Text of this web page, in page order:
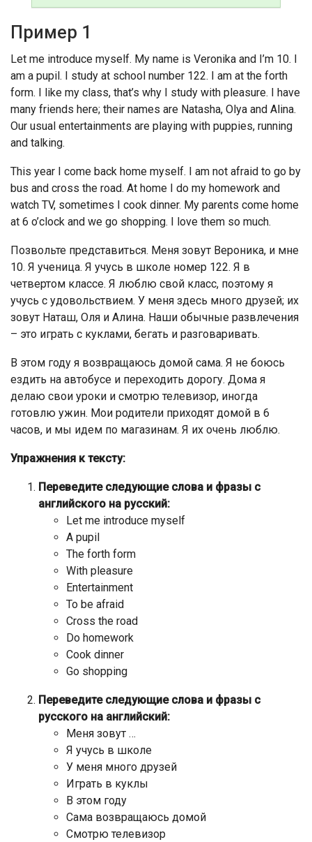
Пример 1
Let me introduce myself. My name is Veronika and I’m 10. I
am a pupil. I study at school number 122. I am at the forth
form. I like my class, that’s why I study with pleasure. I have
many friends here; their names are Natasha, Olya and Alina.
Our usual entertainments are playing with puppies, running
and talking.
This year I come back home myself. I am not afraid to go by
bus and cross the road. At home I do my homework and
watch TV, sometimes I cook dinner. My parents come home
at 6 o’clock and we go shopping. I love them so much.
Позвольте представиться. Меня зовут Вероника, и мне
10. Я ученица. Я учусь в школе номер 122. Я в
четвертом классе. Я люблю свой класс, поэтому я
учусь с удовольствием. У меня здесь много друзей; их
зовут Наташ, Оля и Алина. Наши обычные развлечения
– это играть с куклами, бегать и разговаривать.
В этом году я возвращаюсь домой сама. Я не боюсь
ездить на автобусе и переходить дорогу. Дома я
делаю свои уроки и смотрю телевизор, иногда
готовлю ужин. Мои родители приходят домой в 6
часов, и мы идем по магазинам. Я их очень люблю.
Упражнения к тексту:
Переведите следующие слова и фразы с
английского на русский:
Let me introduce myself
A pupil
The forth form
With pleasure
Entertainment
To be afraid
Cross the road
Do homework
Cook dinner
Go shopping
Переведите следующие слова и фразы с
русского на английский:
Меня зовут …
Я учусь в школе
У меня много друзей
Играть в куклы
В этом году
Сама возвращаюсь домой
Смотрю телевизор